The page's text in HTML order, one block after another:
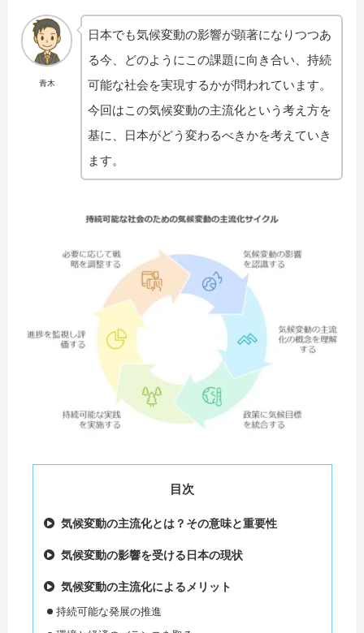
青木
日本でも気候変動の影響が顕著になりつつあ
る今、どのようにこの課題に向き合い、持続
可能な社会を実現するかが問われています。
今回はこの気候変動の主流化という考え方を
基に、日本がどう変わるべきかを考えていき
ます。
目次
気候変動の主流化とは？その意味と重要性
気候変動の影響を受ける日本の現状
気候変動の主流化によるメリット
持続可能な発展の推進